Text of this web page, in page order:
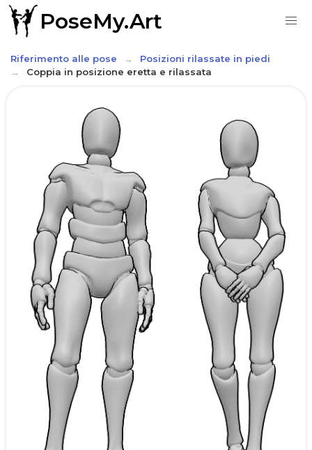
PoseMy.Art
Riferimento alle pose
Posizioni rilassate in piedi
Coppia in posizione eretta e rilassata